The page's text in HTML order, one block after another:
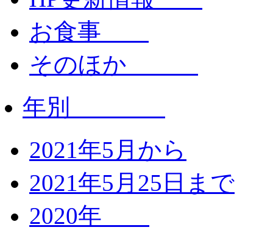
お食事
そのほか
年別
2021年5月から
2021年5月25日まで
2020年